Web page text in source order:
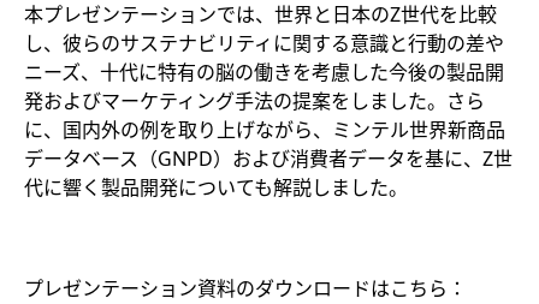
本プレゼンテーションでは、世界と日本のZ世代を比較
し、彼らのサステナビリティに関する意識と行動の差や
ニーズ、十代に特有の脳の働きを考慮した今後の製品開
発およびマーケティング手法の提案をしました。さら
に、国内外の例を取り上げながら、ミンテル世界新商品
データベース（GNPD）および消費者データを基に、Z世
代に響く製品開発についても解説しました。
プレゼンテーション資料のダウンロードはこちら：